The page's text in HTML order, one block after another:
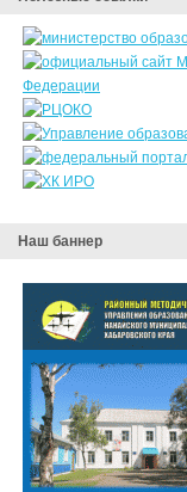
Наш баннер